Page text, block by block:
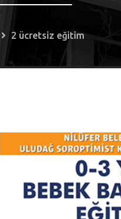
2 ücretsiz eğitim